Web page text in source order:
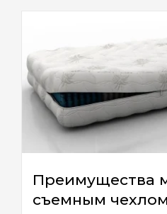
Преимущества
съемным чехлом